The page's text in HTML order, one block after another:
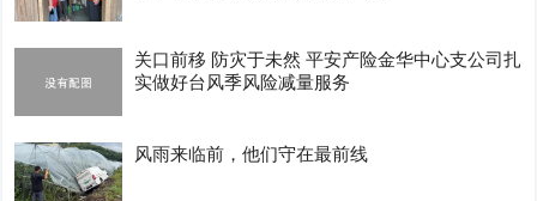
关口前移 防灾于未然 平安产险金华中心支公司扎
实做好台风季风险减量服务
风雨来临前，他们守在最前线